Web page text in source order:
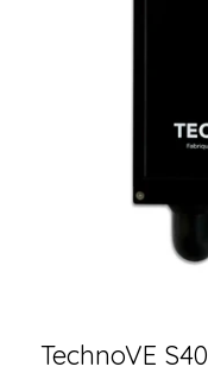
TechnoVE S40